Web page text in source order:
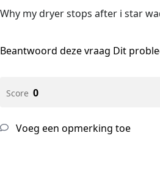
Why my dryer stops after i star
Beantwoord deze vraag Dit
Score 0
Voeg een opmerking toe